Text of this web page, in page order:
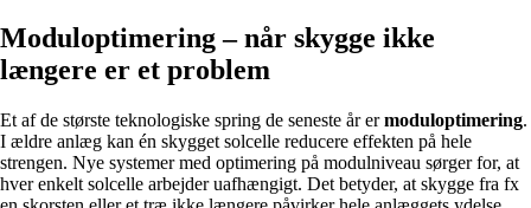
Moduloptimering – når skygge ikke
længere er et problem
Et af de største teknologiske spring de seneste år ermoduloptimering.
I ældre anlæg kan én skygget solcelle reducere effekten på hele
strengen. Nye systemer med optimering på modulniveau sørger for, at
hver enkelt solcelle arbejder uafhængigt. Det betyder, at skygge fra fx